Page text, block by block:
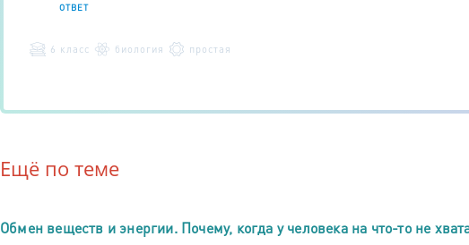
ОТВЕТ
6 класс биология простая
Ещё по теме
Обмен веществ и энергии. Почему, когда у человека на что-то не